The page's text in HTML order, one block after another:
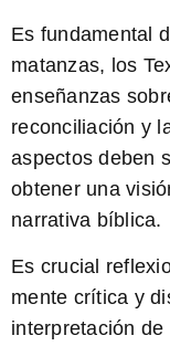
Es fundamental
matanzas, los
enseñanzas
reconciliación y
aspectos deben
obtener una
narrativa bíblica.
Es crucial
mente crítica y
interpretación